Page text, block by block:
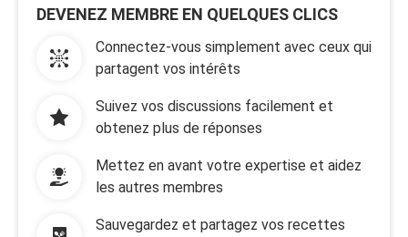
DEVENEZ MEMBRE EN QUELQUES CLICS
Connectez-vous simplement avec ceux qui
partagent vos intérêts
Suivez vos discussions facilement et
obtenez plus de réponses
Mettez en avant votre expertise et aidez
les autres membres
Sauvegardez et partagez vos recettes